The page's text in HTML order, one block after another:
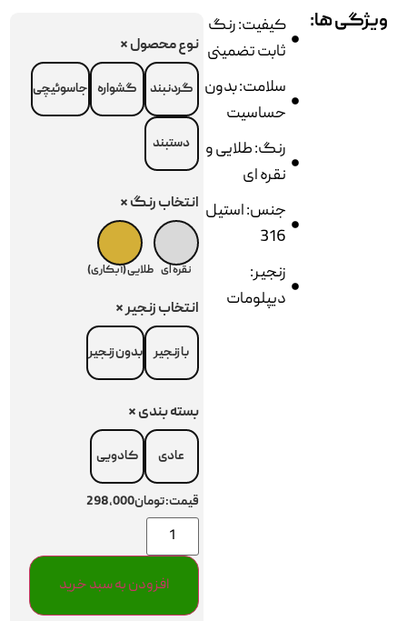
ویژگی ها:
کیفیت: رنگ
ثابت تضمینی
سلامت: بدون
حساسیت
رنگ: طلایی و
نقره ای
جنس: استیل
316
زنجیر:
دیپلومات
نوع محصول*
گردنبند گشواره جاسوئیچی
دستبند
انتخاب رنگ*
نقره ای طلایی (آبکاری)
انتخاب زنجیر*
با زنجیر بدون زنجیر
بسته بندی*
عادی کادویی
قیمت:تومان298,000
افزودن به سبد خرید